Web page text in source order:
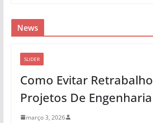
News
SLIDER
Como Evitar
Projetos De Engenharia
março 3, 2026